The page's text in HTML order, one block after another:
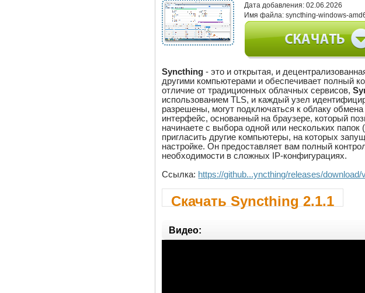
Дата добавления:02.06.2026
Имя файла:syncthing-windows-
Syncthing - это и открытая, и
другими компьютерами и обеспечивает полный
отличие от традиционных облачных сервисов,
использованием TLS, и каждый узел
разрешены, могут подключаться к облаку
интерфейс, основанный на браузере, который
начинаете с выбора одной или нескольких
пригласить другие компьютеры, на которых
настройке. Он предоставляет вам полный
необходимости в сложных IP-конфигурациях.
Ссылка: https://github...yncthing/releases/
Скачать Syncthing 2.1.1
Видео: